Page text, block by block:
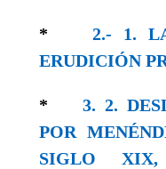
*2.- 1.
ERUDICIÓN
* 3. 2.
POR
SIGLO